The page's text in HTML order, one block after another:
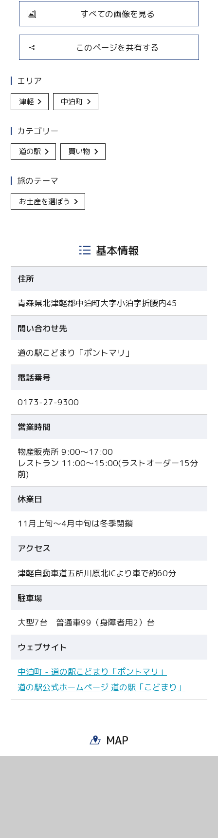
すべての画像を見る
このページを共有する
エリア
津軽 中泊町
カテゴリー
道の駅 買い物
旅のテーマ
お土産を選ぼう
基本情報
住所
青森県北津軽郡中泊町大字小泊字折腰内45
問い合わせ先
道の駅こどまり「ポントマリ」
電話番号
0173-27-9300
営業時間
物産販売所 9:00～17:00
レストラン 11:00～15:00(ラストオーダー15分
前)
休業日
11月上旬～4月中旬は冬季閉鎖
アクセス
津軽自動車道五所川原北ICより車で約60分
駐車場
大型7台 普通車99（身障者用2）台
ウェブサイト
中泊町 - 道の駅こどまり「ポントマリ」
道の駅公式ホームページ 道の駅「こどまり」
MAP